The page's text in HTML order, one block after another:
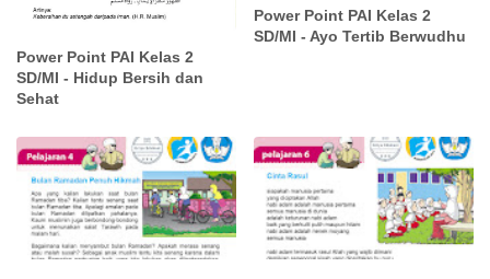
Power Point PAI Kelas 2
SD/MI - Hidup Bersih dan
Sehat
Power Point PAI Kelas 2
SD/MI - Ayo Tertib Berwudhu